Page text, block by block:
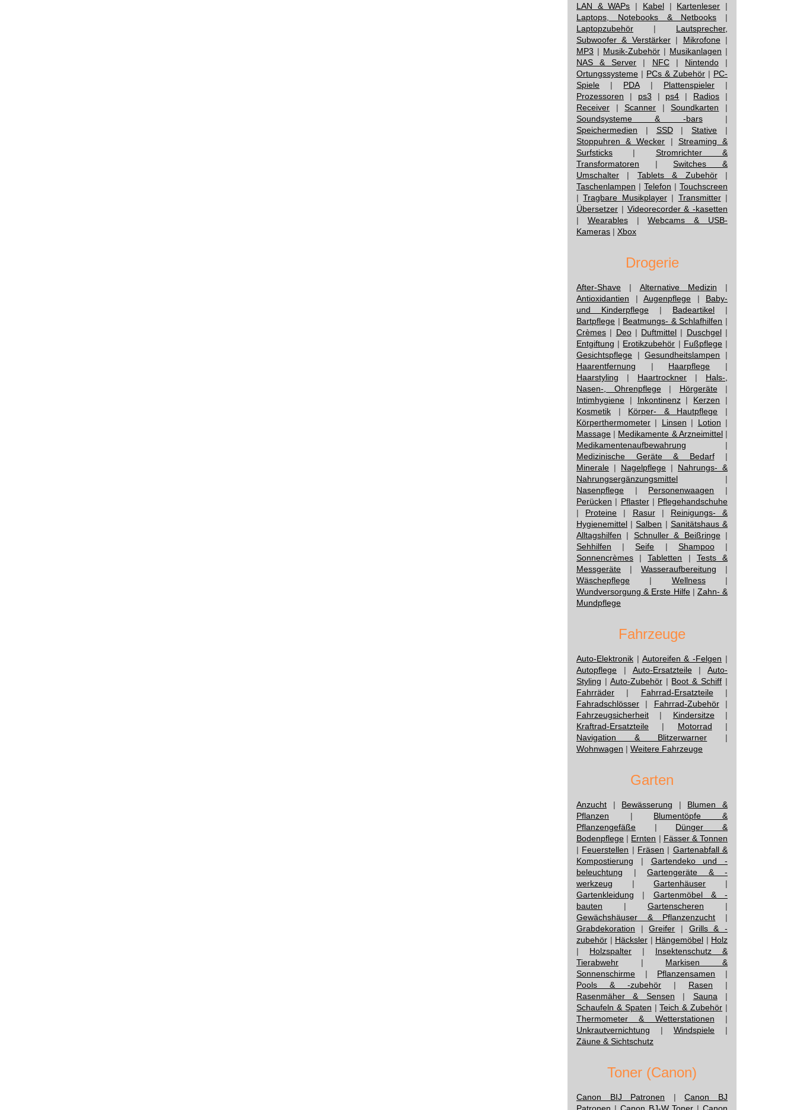
LAN & WAPs | Kabel| Kartenleser |
Laptops, Notebooks & Netbooks |
Laptopzubehör | Lautsprecher,
Subwoofer & Verstärker| Mikrofone|
MP3 | Musik-Zubehör | Musikanlagen |
NAS & Server | NFC| Nintendo|
Ortungssysteme | PCs & Zubehör | PC-
Spiele | PDA| Plattenspieler|
Prozessoren | ps3 | ps4 | Radios |
Receiver |Scanner |Soundkarten |
Soundsysteme & -bars|
Speichermedien | SSD|Stative |
Stoppuhren & Wecker | Streaming &
Surfsticks | Stromrichter &
Transformatoren |Switches &
Umschalter | Tablets & Zubehör|
Taschenlampen | Telefon | Touchscreen
|Tragbare Musikplayer| Transmitter|
Übersetzer | Videorecorder & -kasetten
| Wearables|Webcams & USB-
Kameras | Xbox
Drogerie
After-Shave | Alternative Medizin |
Antioxidantien | Augenpflege | Baby-
und Kinderpflege | Badeartikel |
Bartpflege | Beatmungs- & Schlafhilfen |
Crèmes | Deo| Duftmittel | Duschgel|
Entgiftung | Erotikzubehör | Fußpflege|
Gesichtspflege |Gesundheitslampen |
Haarentfernung | Haarpflege |
Haarstyling | Haartrockner | Hals-,
Nasen-, Ohrenpflege| Hörgeräte|
Intimhygiene | Inkontinenz| Kerzen |
Kosmetik | Körper- & Hautpflege |
Körperthermometer | Linsen | Lotion |
Massage | Medikamente & Arzneimittel|
Medikamentenaufbewahrung |
Medizinische Geräte & Bedarf|
Minerale | Nagelpflege | Nahrungs- &
Nahrungsergänzungsmittel |
Nasenpflege | Personenwaagen |
Perücken | Pflaster| Pflegehandschuhe
| Proteine | Rasur| Reinigungs- &
Hygienemittel |Salben | Sanitätshaus &
Alltagshilfen | Schnuller & Beißringe|
Sehhilfen |Seife | Shampoo|
Sonnencrèmes |Tabletten | Tests &
Messgeräte | Wasseraufbereitung |
Wäschepflege | Wellness|
Wundversorgung & Erste Hilfe| Zahn- &
Mundpflege
Fahrzeuge
Auto-Elektronik | Autoreifen & -Felgen |
Autopflege | Auto-Ersatzteile| Auto-
Styling | Auto-Zubehör| Boot & Schiff |
Fahrräder | Fahrrad-Ersatzteile|
Fahradschlösser | Fahrrad-Zubehör|
Fahrzeugsicherheit | Kindersitze|
Kraftrad-Ersatzteile | Motorrad |
Navigation & Blitzerwarner |
Wohnwagen | Weitere Fahrzeuge
Garten
Anzucht | Bewässerung | Blumen &
Pflanzen | Blumentöpfe &
Pflanzengefäße | Dünger &
Bodenpflege | Ernten | Fässer & Tonnen
| Feuerstellen | Fräsen | Gartenabfall &
Kompostierung | Gartendeko und -
beleuchtung | Gartengeräte & -
werkzeug |Gartenhäuser |
Gartenkleidung | Gartenmöbel & -
bauten | Gartenscheren |
Gewächshäuser & Pflanzenzucht |
Grabdekoration |Greifer | Grills & -
zubehör | Häcksler | Hängemöbel | Holz
| Holzspalter | Insektenschutz &
Tierabwehr | Markisen &
Sonnenschirme | Pflanzensamen |
Pools & -zubehör | Rasen |
Rasenmäher & Sensen | Sauna |
Schaufeln & Spaten |Teich & Zubehör |
Thermometer & Wetterstationen |
Unkrautvernichtung | Windspiele |
Zäune & Sichtschutz
Toner (Canon)
Canon BIJ Patronen |Canon BJ